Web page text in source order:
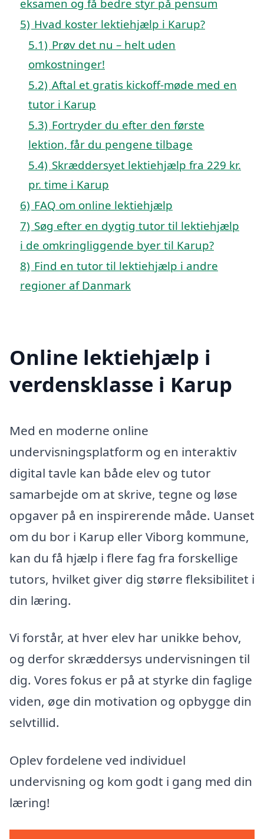
eksamen og få bedre styr på pensum
5) Hvad koster lektiehjælp i Karup?
5.1) Prøv det nu – helt uden
omkostninger!
5.2) Aftal et gratis kickoff-møde med en
tutor i Karup
5.3) Fortryder du efter den første
lektion, får du pengene tilbage
5.4) Skræddersyet lektiehjælp fra 229 kr.
pr. time i Karup
6) FAQ om online lektiehjælp
7) Søg efter en dygtig tutor til lektiehjælp
i de omkringliggende byer til Karup?
8) Find en tutor til lektiehjælp i andre
regioner af Danmark
Online lektiehjælp i
verdensklasse i Karup
Med en moderne online
undervisningsplatform og en interaktiv
digital tavle kan både elev og tutor
samarbejde om at skrive, tegne og løse
opgaver på en inspirerende måde. Uanset
om du bor i Karup eller Viborg kommune,
kan du få hjælp i flere fag fra forskellige
tutors, hvilket giver dig større fleksibilitet i
din læring.
Vi forstår, at hver elev har unikke behov,
og derfor skræddersys undervisningen til
dig. Vores fokus er på at styrke din faglige
viden, øge din motivation og opbygge din
selvtillid.
Oplev fordelene ved individuel
undervisning og kom godt i gang med din
læring!